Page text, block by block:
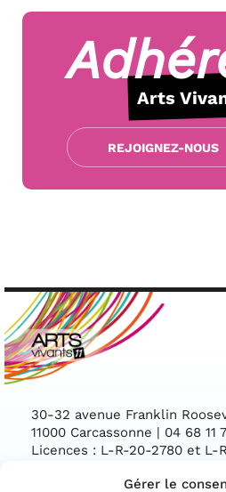
Gérer le
Arts
REJOIGNEZ-NOUS
30-32 avenue Franklin
11000 Carcassonne | 04 68 11
Licences : L-R-20-2780 et L-